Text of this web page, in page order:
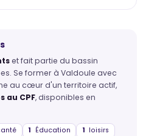
et fait partie du bassin
Se former à Valdoule avec
au cœur d'un territoire actif,
au CPF, disponibles en
1 Éducation 1 loisirs